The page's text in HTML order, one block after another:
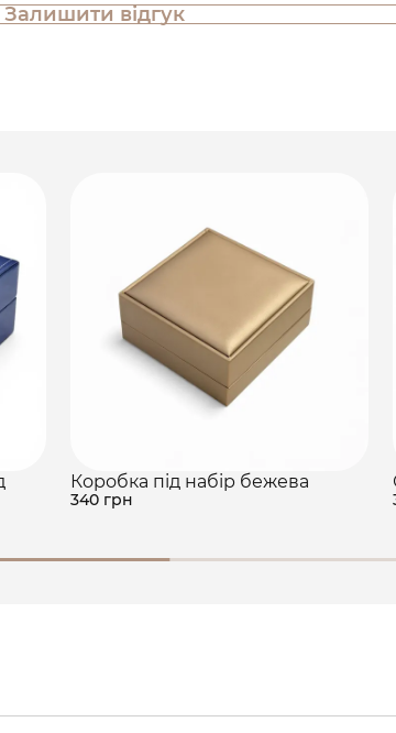
Залишити відгук
Коробка під набір бежева
340 грн